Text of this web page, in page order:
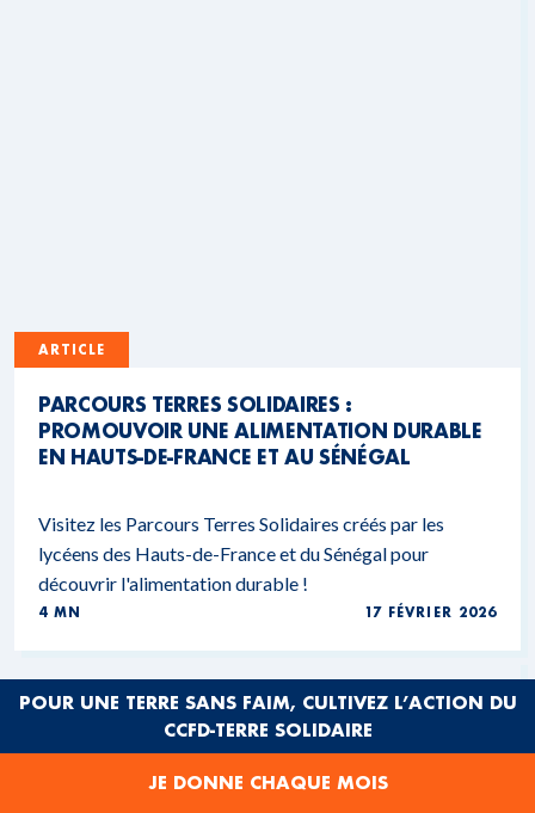
ARTICLE
PARCOURS TERRES SOLIDAIRES :
PROMOUVOIR UNE ALIMENTATION DURABLE
EN HAUTS-DE-FRANCE ET AU SÉNÉGAL
Visitez les Parcours Terres Solidaires créés par les
lycéens des Hauts-de-France et du Sénégal pour
découvrir l'alimentation durable !
4 MN 17 FÉVRIER 2026
POUR UNE TERRE SANS FAIM, CULTIVEZ L’ACTION DU
CCFD-TERRE SOLIDAIRE
JE DONNE CHAQUE MOIS